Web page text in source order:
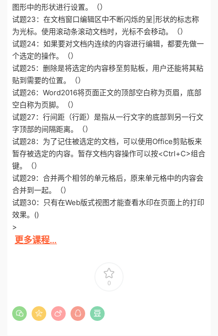
图形中的形状进行设置。（）
试题23：在文档窗口编辑区中不断闪烁的呈|形状的标志称
为光标。使用滚动条滚动文档时，光标不会移动。（）
试题24：如果要对文档内连续的内容进行编辑，都要先做一
个选定的操作。（）
试题25：删除是将选定的内容移至剪贴板，用户还能将其粘
贴到需要的位置。（）
试题26：Word2016将页面正文的顶部空白称为页眉，底部
空白称为页脚。（）
试题27：行间距（行距）是指从一行文字的底部到另一行文
字顶部的间隔距离。（）
试题28：为了记住被选定的文档，可以使用Office剪贴板来
暂存被选定的内容。暂存文档内容操作可以按<Ctrl+C>组合
键。（）
试题29：合并两个相邻的单元格后，原来单元格中的内容会
合并到一起。（）
试题30：只有在Web版式视图才能查看水印在页面上的打印
效果。()
>
更多课程…
0